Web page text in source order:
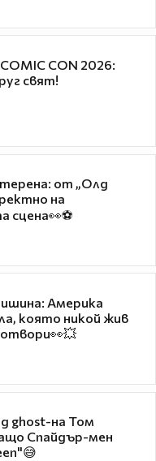
CON 2026:
свят!
от „Олд
на
сцена👀⚽
Америка
която никой жив
ghost-на Том
Спайдър-мен